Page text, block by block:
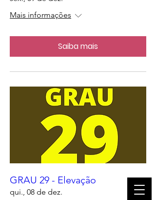
Mais informações
Saiba mais
GRAU 29 - Elevação
qui., 08 de dez.